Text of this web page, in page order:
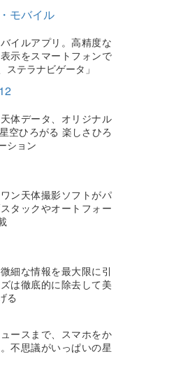
モバイル
イルアプリ。高精度な
示をスマートフォンで
ステラナビゲータ」
体データ、オリジナル
空ひろがる 楽しさひろ
ション
ン天体撮影ソフトがパ
タックやオートフォー
細な情報を最大限に引
は徹底的に除去して美
る
ースまで、スマホをか
不思議がいっぱいの星